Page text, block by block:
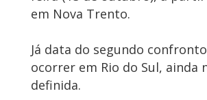
em Nova Trento.
Já data do segundo
ocorrer em Rio do Sul, ainda
definida.